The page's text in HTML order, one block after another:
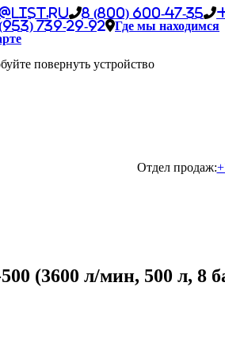
8 (800) 600-47-35
739-29-92
Где мы находимся
повернуть устройство
Отдел продаж:
(3600 л/мин, 500 л, 8